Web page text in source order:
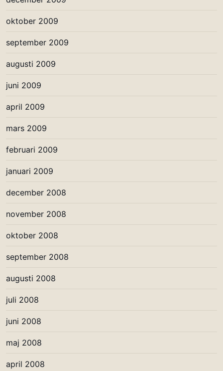
oktober 2009
september 2009
augusti 2009
juni 2009
april 2009
mars 2009
februari 2009
januari 2009
december 2008
november 2008
oktober 2008
september 2008
augusti 2008
juli 2008
juni 2008
maj 2008
april 2008